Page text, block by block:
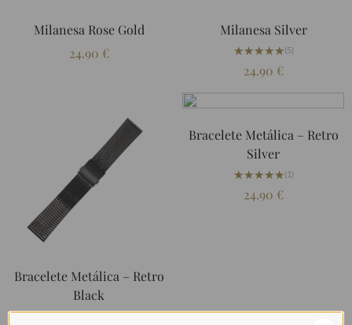
Milanesa Rose Gold
24.90 €
Milanesa Silver
★★★★★
★★★★★(5)
24.90 €
Bracelete Metálica – Retro
Black
★★★★★
★★★★★(1)
Bracelete Metálica – Retro
Silver
★★★★★
★★★★★(1)
24.90 €